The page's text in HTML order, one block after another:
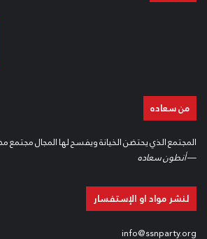
من سعاده
المجتمع الذي يحتضن الخيانة ويفسح لها المجال مجتمع
—أنطون سعاده
لنشر مواد او الإستفسار
info@ssnparty.org